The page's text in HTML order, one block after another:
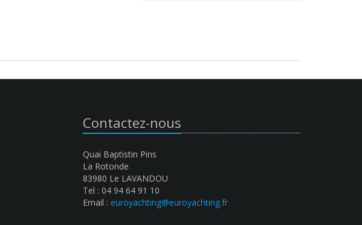
Contactez-nous
Quai Baptistin Pins
La Rotonde
83980 Le LAVANDOU
Tel : 04 94 64 91 10
Email : euroyachting@euroyachting.fr